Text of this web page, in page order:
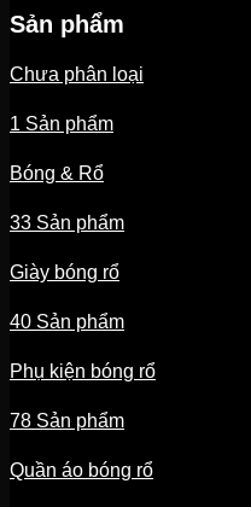
Sản phẩm
Chưa phân loại
1 Sản phẩm
Bóng & Rổ
33 Sản phẩm
Giày bóng rổ
40 Sản phẩm
Phụ kiện bóng rổ
78 Sản phẩm
Quần áo bóng rổ